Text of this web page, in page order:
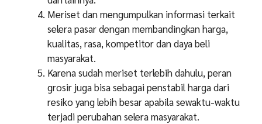
Meriset dan mengumpulkan informasi terkait
selera pasar dengan membandingkan harga,
kualitas, rasa, kompetitor dan daya beli
masyarakat.
Karena sudah meriset terlebih dahulu, peran
grosir juga bisa sebagai penstabil harga dari
resiko yang lebih besar apabila sewaktu-waktu
terjadi perubahan selera masyarakat.